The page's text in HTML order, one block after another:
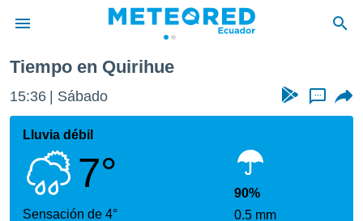
de
ha
para
que se
calidad.
Tiempo en Quirihue
15:36 Sábado ...
Lluvia débil
7°
Sensación de 4°
90%
0.5 mm